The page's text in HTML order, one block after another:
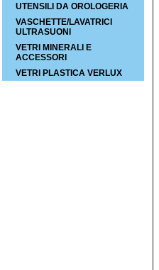
UTENSILI DA OROLOGERIA
VASCHETTE/LAVATRICI
ULTRASUONI
VETRI MINERALI E
ACCESSORI
VETRI PLASTICA VERLUX